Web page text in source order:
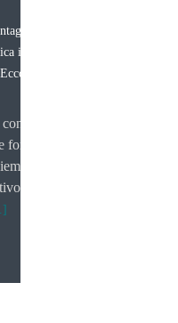
della
integrata ai
il secondo.
Software Hub:
fornitori
risparmiano. Il
porta benefici a